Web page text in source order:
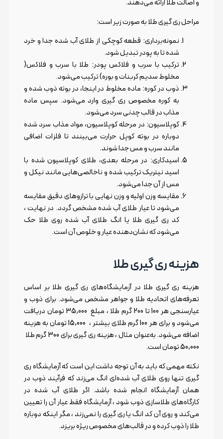
و اصالت طلا ارائه می‌دهند.
مراحل ری گیری طلا به صورت زیر است:
نمونه‌برداری: قطعه کوچکی از طلای آب شده جدا و خرد
شده تا به پودر تبدیل شود.
ترکیب با سرب و فلاکس پودر: طلا با سرب و فلاکس(
مخلوط سدیم کربنات و بوره) ترکیب می‌شود.
ذوب در کوره: ماده مخلوط در اینجا، در بوته ذوب شده و
به کوره مخصوص ری گیری وارد می‌شود. سپس ماده
مذاب در قالب چدنی سرد می‌شود.
کوپلاسیون: در مرحله کوپلاسیون، مواد مذاب سرد شده
دوباره در بوته کوپل حرارت می‌بینند تا فلزات اضافی
مانند سرب و مس جدا شوند.
اسیدکاری: در مرحله بعدی، طلای کوپلاسیون شده با
اسید نیتریک ترکیب شده و ناخالصی‌هایی مانند نیکل و
مس از آن جدا می‌شود.
مقایسه وزن اولیه و وزن نهایی با ترازوهای دقیق مقایسه
می‌شود تا عیار طلای آب شده مشخص گردد. در نهایت ،
کد ری گیری طلا یا انگ طلای آب شده روی طلا حک
می‌شود که نشان‌دهنده عیار و خلوص آن است.
هزینه ری گیری طلا
هزینه ری گیری طلا در آزمایشگاه‌های ری گیری طلا بر اساس
تعرفه‌های اتحادیه طلا و جواهر مشخص می‌شود. برای ذوب و
عیارسنجی هر 100 تا 200 گرم طلا ، مبلغ 35,000 تومان دریافت
می‌شود و برای هر 100 گرم طلای بیشتر ، 15,000 تومان به هزینه
اضافه می‌شود. به‌عنوان مثال ، هزینه ری گیری برای 300 گرم طلا
50,000 تومان است.
نکته مهمی که باید به آن توجه داشت این است که آزمایشگاه ری
گیری تنها روی طلای آب شده‌ای انگ می‌زند که فرآیند ذوب در
همان آزمایشگاه انجام شده باشد. اگر طلای آب شده در
کارگاه‌های طلاسازی ذوب شود ، آزمایشگاه فقط عیار آن را تعیین
می‌کند و روی آن کد انگ یا ری گیری را نمی‌زند ، مگر اینکه دوباره
طلا را ذوب کرده و در قالب‌های مخصوص ریژه بریزد.